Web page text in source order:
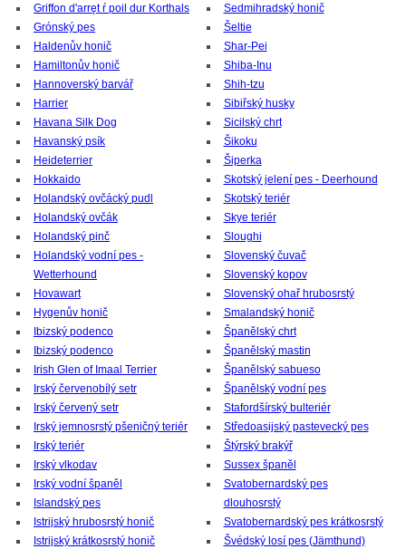
Griffon d'arręt ŕ poil dur Korthals
Grónský pes
Haldenův honič
Hamiltonův honič
Hannoverský barvář
Harrier
Havana Silk Dog
Havanský psík
Heideterrier
Hokkaido
Holandský ovčácký pudl
Holandský ovčák
Holandský pinč
Holandský vodní pes -
Wetterhound
Hovawart
Hygenův honič
Ibizský podenco
Ibizský podenco
Irish Glen of Imaal Terrier
Irský červenobílý setr
Irský červený setr
Irský jemnosrstý pšeničný teriér
Irský teriér
Irský vlkodav
Irský vodní španěl
Islandský pes
Istrijský hrubosrstý honič
Istrijský krátkosrstý honič
Sedmihradský honič
Šeltie
Shar-Pei
Shiba-Inu
Shih-tzu
Sibiřský husky
Sicilský chrt
Šikoku
Šiperka
Skotský jelení pes - Deerhound
Skotský teriér
Skye teriér
Sloughi
Slovenský čuvač
Slovenský kopov
Slovenský ohař hrubosrstý
Smalandský honič
Španělský chrt
Španělský mastin
Španělský sabueso
Španělský vodní pes
Stafordšírský bulteriér
Středoasijský pastevecký pes
Štýrský brakýř
Sussex španěl
Svatobernardský pes
dlouhosrstý
Svatobernardský pes krátkosrstý
Švédský losí pes (Jämthund)